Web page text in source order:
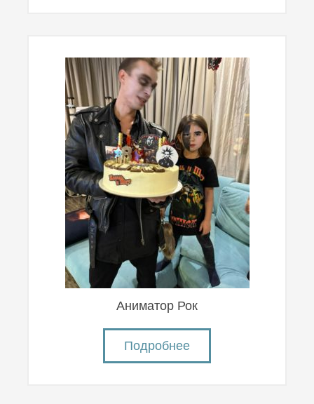
Аниматор Рок
Подробнее